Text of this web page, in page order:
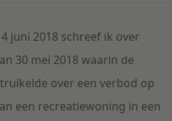
juni 2018 schreef ik over
30 mei 2018 waarin de
over een verbod op
een recreatiewoning in een